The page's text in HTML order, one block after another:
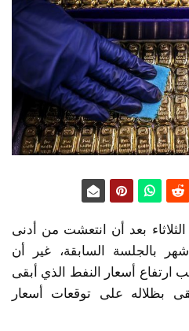
بعد أن انتعشت من أدنى
بالجلسة السابقة، غير أن
أسعار النفط الذي أبقى
بظلاله على توقعات أسعار